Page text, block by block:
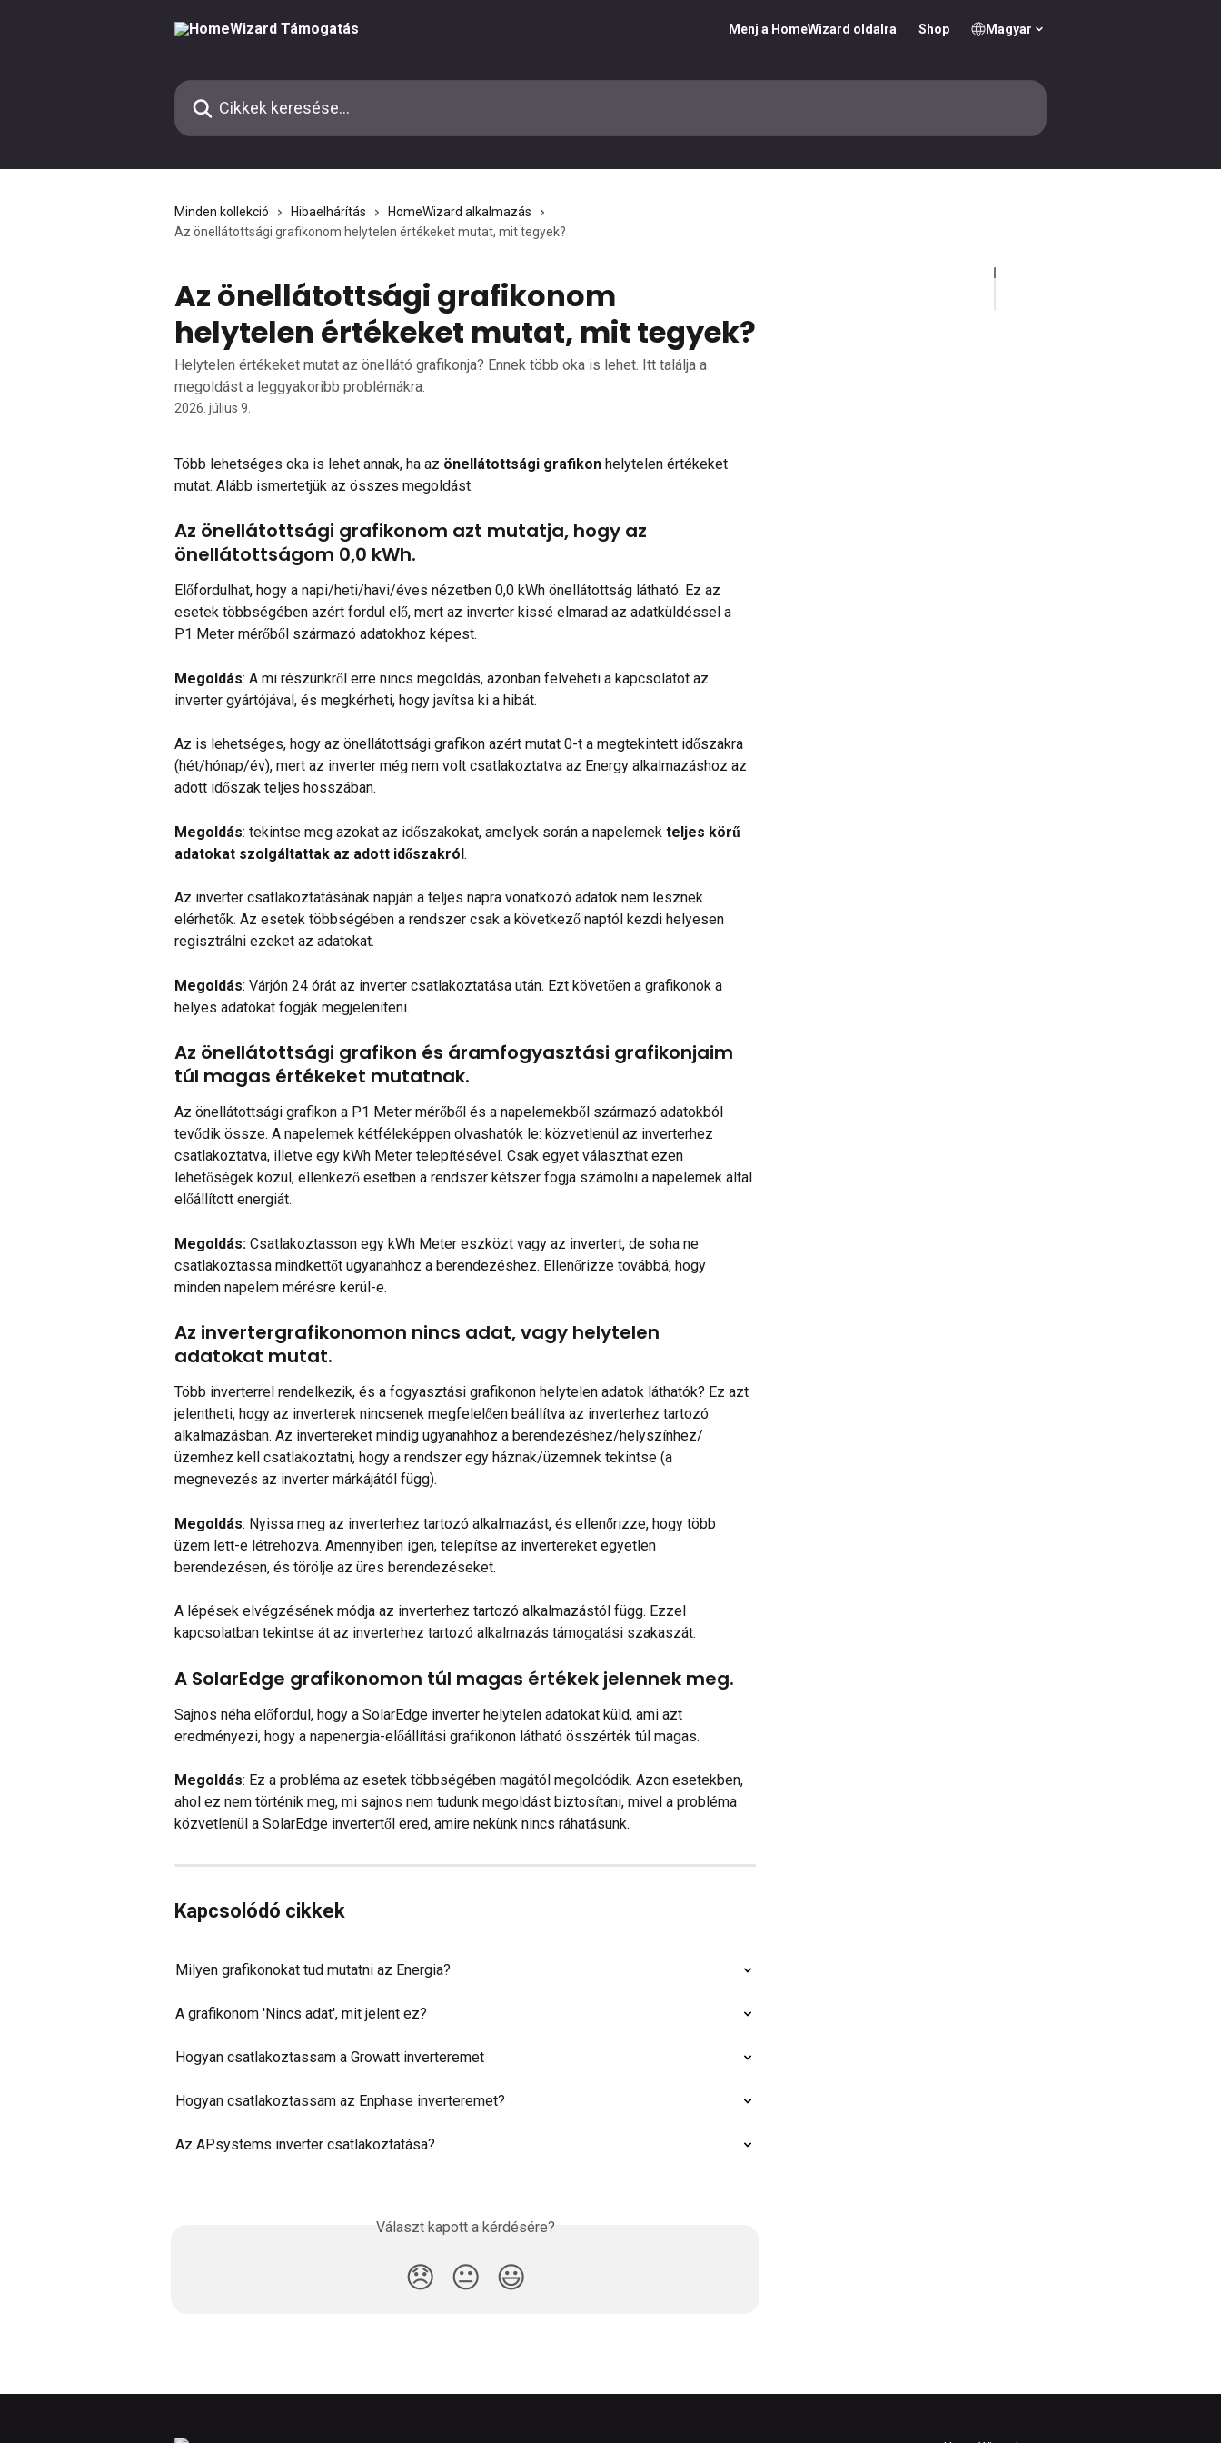
Menj a HomeWizard oldalra Shop Magyar
Cikkek keresése…
Minden kollekció Hibaelhárítás
HomeWizard alkalmazás
Az önellátottsági grafikonom helytelen értékeket mutat, mit tegyek?
Az önellátottsági grafikonom
helytelen értékeket mutat, mit tegyek?
Helytelen értékeket mutat az önellátó grafikonja? Ennek több oka is lehet. Itt találja a
megoldást a leggyakoribb problémákra.
2026. július 9.
Több lehetséges oka is lehet annak, ha az önellátottsági grafikon helytelen értékeket
mutat. Alább ismertetjük az összes megoldást.
Az önellátottsági grafikonom azt mutatja, hogy az
önellátottságom 0,0 kWh.
Előfordulhat, hogy a napi/heti/havi/éves nézetben 0,0 kWh önellátottság látható. Ez az
esetek többségében azért fordul elő, mert az inverter kissé elmarad az adatküldéssel a
P1 Meter mérőből származó adatokhoz képest.
Megoldás: A mi részünkről erre nincs megoldás, azonban felveheti a kapcsolatot az
inverter gyártójával, és megkérheti, hogy javítsa ki a hibát.
Az is lehetséges, hogy az önellátottsági grafikon azért mutat 0-t a megtekintett időszakra
(hét/hónap/év), mert az inverter még nem volt csatlakoztatva az Energy alkalmazáshoz az
adott időszak teljes hosszában.
Megoldás: tekintse meg azokat az időszakokat, amelyek során a napelemek teljes körű
adatokat szolgáltattak az adott időszakról.
Az inverter csatlakoztatásának napján a teljes napra vonatkozó adatok nem lesznek
elérhetők. Az esetek többségében a rendszer csak a következő naptól kezdi helyesen
regisztrálni ezeket az adatokat.
Megoldás: Várjón 24 órát az inverter csatlakoztatása után. Ezt követően a grafikonok a
helyes adatokat fogják megjeleníteni.
Az önellátottsági grafikon és áramfogyasztási grafikonjaim
túl magas értékeket mutatnak.
Az önellátottsági grafikon a P1 Meter mérőből és a napelemekből származó adatokból
tevődik össze. A napelemek kétféleképpen olvashatók le: közvetlenül az inverterhez
csatlakoztatva, illetve egy kWh Meter telepítésével. Csak egyet választhat ezen
lehetőségek közül, ellenkező esetben a rendszer kétszer fogja számolni a napelemek által
előállított energiát.
Megoldás: Csatlakoztasson egy kWh Meter eszközt vagy az invertert, de soha ne
csatlakoztassa mindkettőt ugyanahhoz a berendezéshez. Ellenőrizze továbbá, hogy
minden napelem mérésre kerül-e.
Az invertergrafikonomon nincs adat, vagy helytelen
adatokat mutat.
Több inverterrel rendelkezik, és a fogyasztási grafikonon helytelen adatok láthatók? Ez azt
jelentheti, hogy az inverterek nincsenek megfelelően beállítva az inverterhez tartozó
alkalmazásban. Az invertereket mindig ugyanahhoz a berendezéshez/helyszínhez/
üzemhez kell csatlakoztatni, hogy a rendszer egy háznak/üzemnek tekintse (a
megnevezés az inverter márkájától függ).
Megoldás: Nyissa meg az inverterhez tartozó alkalmazást, és ellenőrizze, hogy több
üzem lett-e létrehozva. Amennyiben igen, telepítse az invertereket egyetlen
berendezésen, és törölje az üres berendezéseket.
A lépések elvégzésének módja az inverterhez tartozó alkalmazástól függ. Ezzel
kapcsolatban tekintse át az inverterhez tartozó alkalmazás támogatási szakaszát.
A SolarEdge grafikonomon túl magas értékek jelennek meg.
Sajnos néha előfordul, hogy a SolarEdge inverter helytelen adatokat küld, ami azt
eredményezi, hogy a napenergia-előállítási grafikonon látható összérték túl magas.
Megoldás: Ez a probléma az esetek többségében magától megoldódik. Azon esetekben,
ahol ez nem történik meg, mi sajnos nem tudunk megoldást biztosítani, mivel a probléma
közvetlenül a SolarEdge invertertől ered, amire nekünk nincs ráhatásunk.
Kapcsolódó cikkek
Milyen grafikonokat tud mutatni az Energia?
A grafikonom 'Nincs adat', mit jelent ez?
Hogyan csatlakoztassam a Growatt inverteremet
Hogyan csatlakoztassam az Enphase inverteremet?
Az APsystems inverter csatlakoztatása?
Választ kapott a kérdésére?
😞 😐 😃